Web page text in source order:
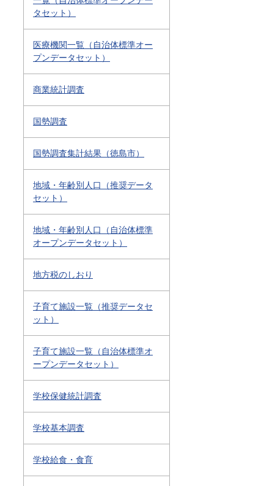
タセット）
医療機関一覧（自治体標準オー
プンデータセット）
商業統計調査
国勢調査
国勢調査集計結果（徳島市）
地域・年齢別人口（推奨データ
セット）
地域・年齢別人口（自治体標準
オープンデータセット）
地方税のしおり
子育て施設一覧（推奨データセ
ット）
子育て施設一覧（自治体標準オ
ープンデータセット）
学校保健統計調査
学校基本調査
学校給食・食育